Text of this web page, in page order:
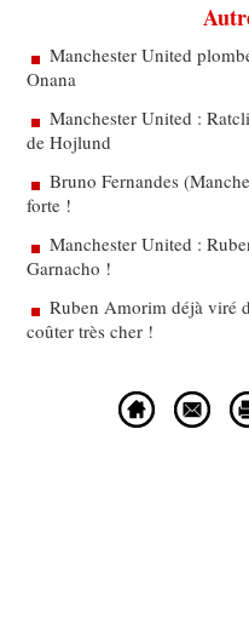
Manchester United
Onana
Manchester United :
de Hojlund
Bruno Fernandes
forte !
Manchester United :
Garnacho !
Ruben Amorim déjà viré
coûter très cher !